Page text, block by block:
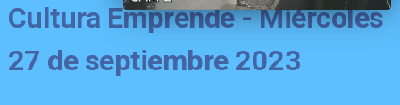
Cultura Emprende - Miércoles
27 de septiembre 2023